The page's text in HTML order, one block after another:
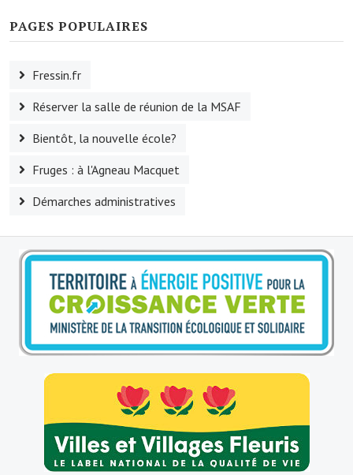
PAGES POPULAIRES
Fressin.fr
Réserver la salle de réunion de la MSAF
Bientôt, la nouvelle école?
Fruges : à l'Agneau Macquet
Démarches administratives